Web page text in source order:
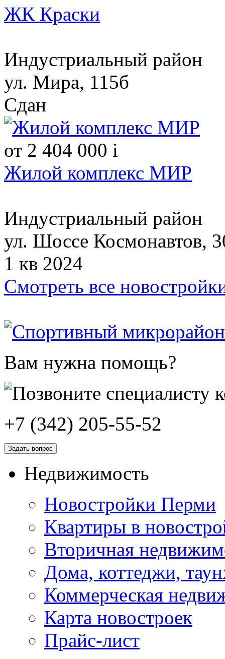
ЖК Краски
Индустриальный район
ул. Мира, 115б
Сдан
от 2 404 000 i
Жилой комплекс МИР
Индустриальный район
ул. Шоссе Космонавтов,
1 кв 2024
Смотреть все
Вам нужна помощь?
+7 (342) 205-55-52
Задать вопрос
Недвижимость
Новостройки Перми
Квартиры в
Вторичная
Дома, коттеджи,
Коммерческая
Карта новостроек
Прайс-лист